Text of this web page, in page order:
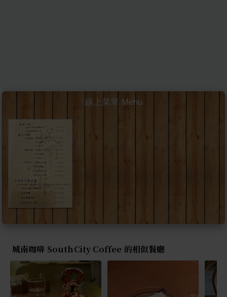
線上菜單 Menu
城南咖啡 SouthCity Coffee 的相似餐廳